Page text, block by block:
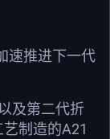
速推进下一代
及第二代折
制造的A21